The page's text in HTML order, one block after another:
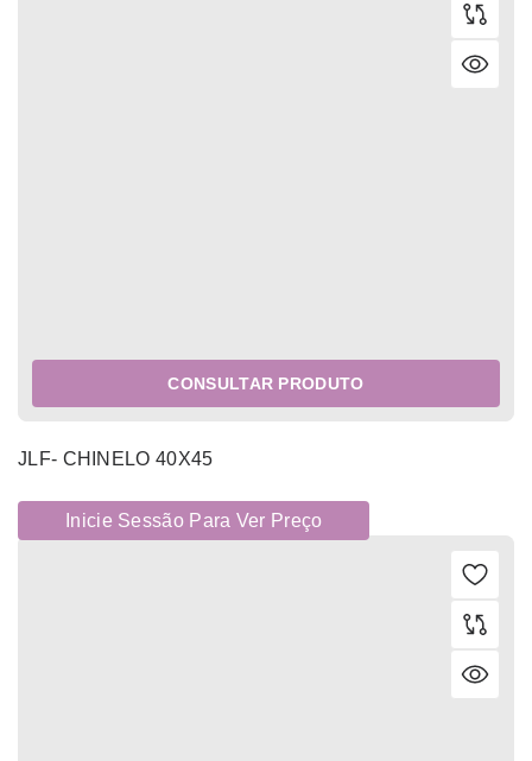
CONSULTAR PRODUTO
JLF- CHINELO 40X45
Inicie Sessão Para Ver Preço